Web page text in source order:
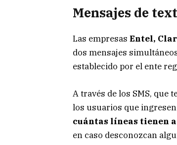
Mensajes de
Las empresas Entel,
dos mensajes
establecido por el ente
A través de los SMS, que
los usuarios que
cuántas líneas tienen
en caso desconozcan